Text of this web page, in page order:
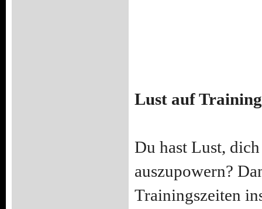
Lust auf
Du hast Lust,
auszupowern?
Trainingszeiten